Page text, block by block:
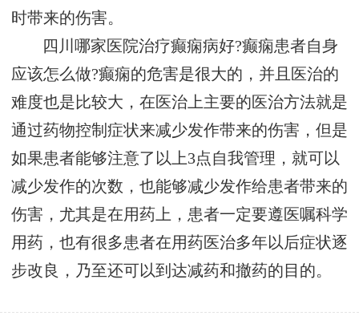
时带来的伤害。
四川哪家医院治疗癫痫病好?癫痫患者自身
应该怎么做?癫痫的危害是很大的，并且医治的
难度也是比较大，在医治上主要的医治方法就是
通过药物控制症状来减少发作带来的伤害，但是
如果患者能够注意了以上3点自我管理，就可以
减少发作的次数，也能够减少发作给患者带来的
伤害，尤其是在用药上，患者一定要遵医嘱科学
用药，也有很多患者在用药医治多年以后症状逐
步改良，乃至还可以到达减药和撤药的目的。